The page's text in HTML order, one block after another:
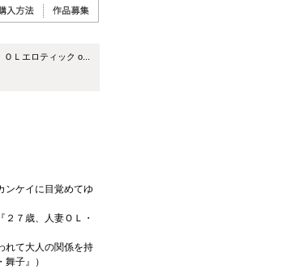
Ｌエロティック o...
ンケイに目覚めてゆ
７歳、人妻ＯＬ・
れて大人の関係を持
子』）